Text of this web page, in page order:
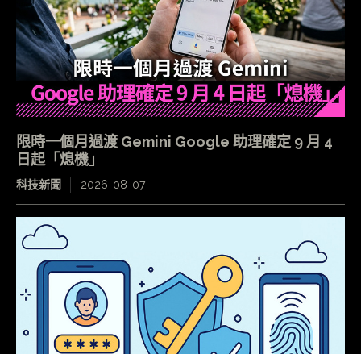
限時一個月過渡 Gemini Google 助理確定 9 月 4
日起「熄機」
科技新聞 2026-08-07